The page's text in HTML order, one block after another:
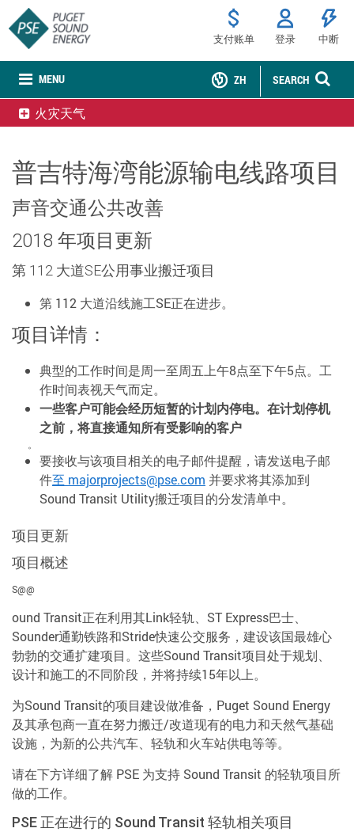
MENU
支付账单 登录 中断
SEARCH
ZH
火灾天气
普吉特海湾能源输电线路项目
声音交通公共改善
2018 年项目更新
第 112 大道SE公用事业搬迁项目
第 112 大道沿线施工SE正在进步。
项目详情：
典型的工作时间是周一至周五上午8点至下午5点。工
作时间表视天气而定。
一些客户可能会经历短暂的计划内停电。在计划停机
之前，将直接通知所有受影响的客户
。
要接收与该项目相关的电子邮件提醒，请发送电子邮
件至 majorprojects@pse.com 并要求将其添加到
Sound Transit Utility搬迁项目的分发清单中。
项目更新
项目概述
S@@
ound Transit正在利用其Link轻轨、ST Express巴士、
Sounder通勤铁路和Stride快速公交服务，建设该国最雄心
勃勃的交通扩建项目。这些Sound Transit项目处于规划、
设计和施工的不同阶段，并将持续15年以上。
为Sound Transit的项目建设做准备，Puget Sound Energy
及其承包商一直在努力搬迁/改道现有的电力和天然气基础
设施，为新的公共汽车、轻轨和火车站供电等等。
请在下方详细了解 PSE 为支持 Sound Transit 的轻轨项目所
做的工作。
PSE 正在进行的 Sound Transit 轻轨相关项目